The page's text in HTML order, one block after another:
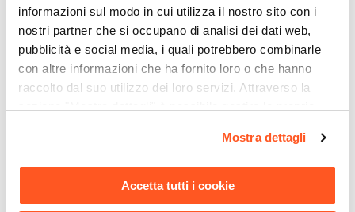
informazioni sul modo in cui utilizza il nostro sito con i
nostri partner che si occupano di analisi dei dati web,
pubblicità e social media, i quali potrebbero combinarle
con altre informazioni che ha fornito loro o che hanno
raccolto dal suo utilizzo dei loro servizi. Attraverso la
momento. Per maggiori informazioni si invita a leggere la
Mostra dettagli
Accetta tutti i cookie
Forma
Ovale
Materiale Struttura
Legno di acacia
Posti A Sedere
ombrellone 62x62 cm legno
di acacia - Paja
€ 46,99
per tavolo con foro per
ombrellore in legno di
acacia – Paja
€ 39,00